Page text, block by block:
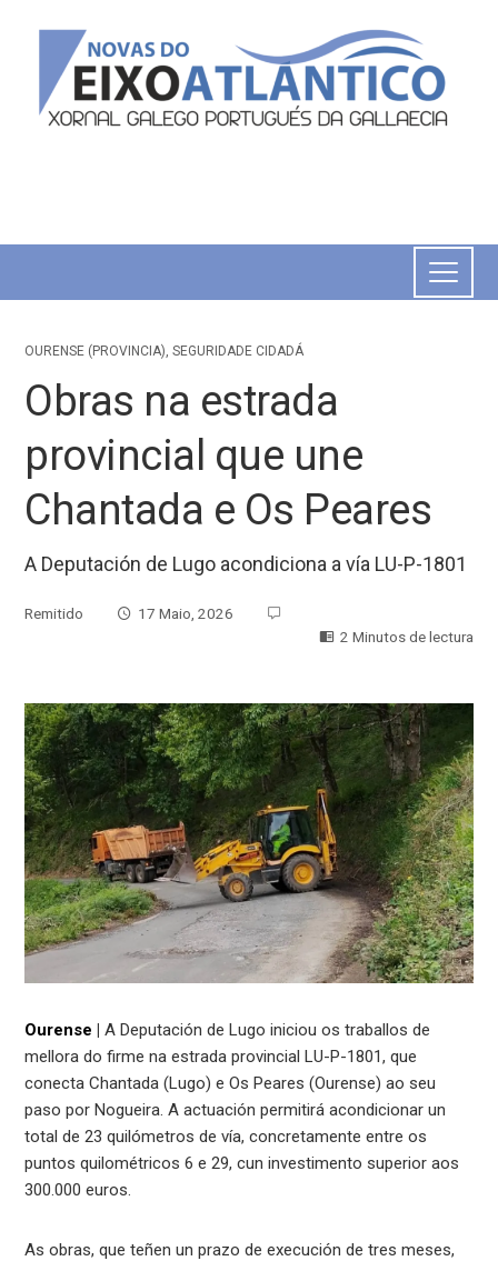
OURENSE (PROVINCIA),SEGURIDADE CIDADÁ
Obras na estrada
provincial que une
Chantada e Os Peares
A Deputación de Lugo acondiciona a vía LU-P-1801
Remitido
17 Maio, 2026
2 Minutos de lectura
Ourense | A Deputación de Lugo iniciou os traballos de
mellora do firme na estrada provincial LU-P-1801, que
conecta Chantada (Lugo) e Os Peares (Ourense) ao seu
paso por Nogueira. A actuación permitirá acondicionar un
total de 23 quilómetros de vía, concretamente entre os
puntos quilométricos 6 e 29, cun investimento superior aos
300.000 euros.
As obras, que teñen un prazo de execución de tres meses,